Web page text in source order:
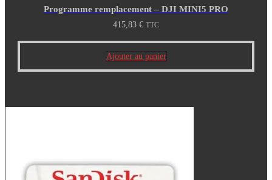
Programme remplacement – DJI MINI5 PRO
415,83 € TTC
Ajouter au panier